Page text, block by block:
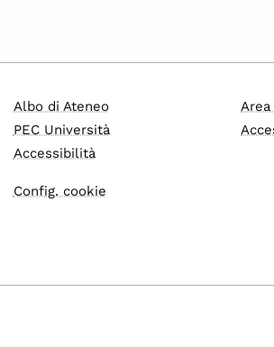
Albo di Ateneo
PEC Università
Accessibilità
Config. cookie